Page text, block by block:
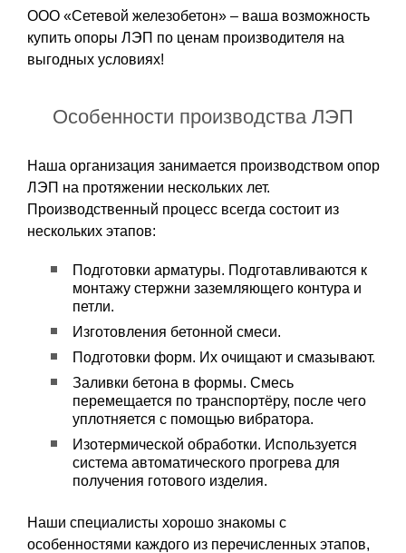
ООО «Сетевой железобетон» – ваша возможность
купить опоры ЛЭП по ценам производителя на
выгодных условиях!
Особенности производства ЛЭП
Наша организация занимается производством опор
ЛЭП на протяжении нескольких лет.
Производственный процесс всегда состоит из
нескольких этапов:
Подготовки арматуры. Подготавливаются к
монтажу стержни заземляющего контура и
петли.
Изготовления бетонной смеси.
Подготовки форм. Их очищают и смазывают.
Заливки бетона в формы. Смесь
перемещается по транспортёру, после чего
уплотняется с помощью вибратора.
Изотермической обработки. Используется
система автоматического прогрева для
получения готового изделия.
Наши специалисты хорошо знакомы с
особенностями каждого из перечисленных этапов,